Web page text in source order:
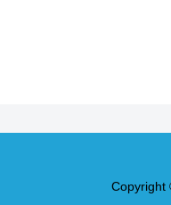
Copyright